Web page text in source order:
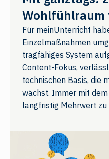
Für meinUnterricht
Einzelmaßnahmen
tragfähiges System
Content-Fokus,
technischen Basis, die
wächst. Immer mit
langfristig Mehrwert zu